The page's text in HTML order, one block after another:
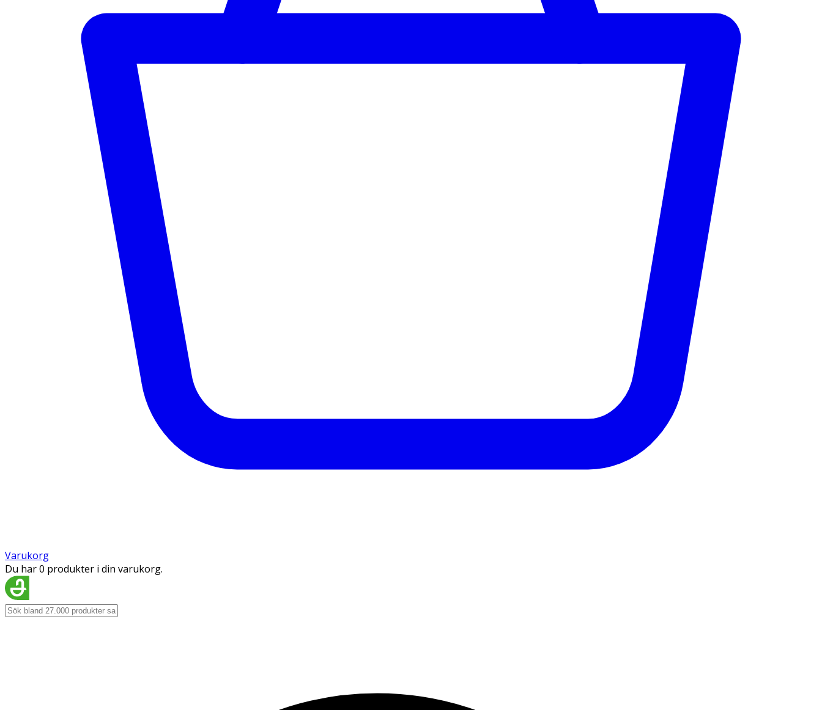
Varukorg
Du har 0 produkter i din varukorg.